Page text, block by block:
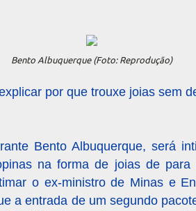
Bento Albuquerque (Foto: Reprodução)
por que trouxe joias sem
Bento Albuquerque, será
na forma de joias de
o ex-ministro de Minas e
a entrada de um segundo